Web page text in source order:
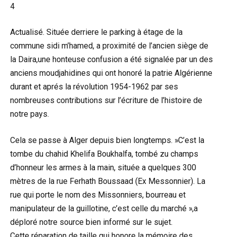
4
Actualisé. Située derriere le parking à étage de la
commune sidi m’hamed, a proximité de l’ancien siège de
la Daira,une honteuse confusion a été signalée par un des
anciens moudjahidines qui ont honoré la patrie Algérienne
durant et aprés la révolution 1954-1962 par ses
nombreuses contributions sur l’écriture de l’histoire de
notre pays.
Cela se passe à Alger depuis bien longtemps. »C’est la
tombe du chahid Khelifa Boukhalfa, tombé zu champs
d’honneur les armes à la main, située a quelques 300
mètres de la rue Ferhath Boussaad (Ex Messonnier). La
rue qui porte le nom des Missonniers, bourreau et
manipulateur de la guillotine, c’est celle du marché »,a
déploré notre source bien informé sur le sujet.